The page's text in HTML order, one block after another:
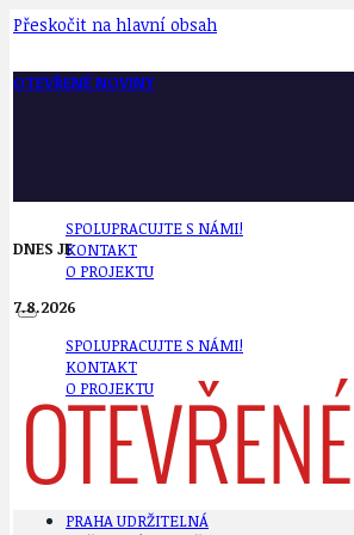
Přeskočit na hlavní obsah
OTEVŘENÉ NOVINY
SPOLUPRACUJTE S NÁMI!
KONTAKT
O PROJEKTU
SPOLUPRACUJTE S NÁMI!
KONTAKT
O PROJEKTU
DNES JE
7.8.2026
PRAHA UDRŽITELNÁ